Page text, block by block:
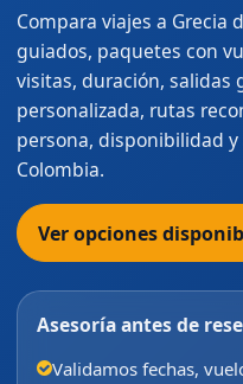
Compara viajes a Grecia
guiados, paquetes con
visitas, duración, salidas
personalizada, rutas
persona, disponibilidad
Colombia.
Ver opciones
Asesoría antes de
Validamos fechas,